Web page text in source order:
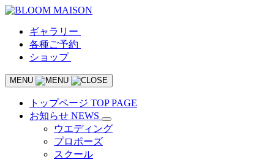
ギャラリー
各種ご予約
ショップ
MENU
トップページ TOP PAGE
お知らせ NEWS
ウエディング
プロポーズ
スクール